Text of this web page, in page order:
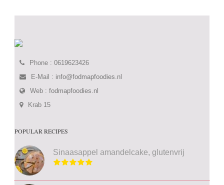
Phone : 0619623426
E-Mail : info@fodmapfoodies.nl
Web :fodmapfoodies.nl
Krab 15
POPULAR RECIPES
Sinaasappel amandelcake, glutenvrij